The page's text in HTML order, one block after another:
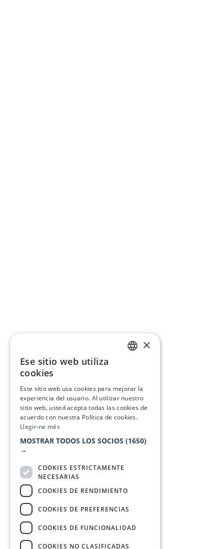
×
Ese sitio web utiliza
cookies
Este sitio web usa cookies para mejorar la
experiencia del usuario. Al utilizar nuestro
sitio web, usted acepta todas las cookies de
acuerdo con nuestra Política de cookies.
Llegir-ne més
MOSTRAR TODOS LOS SOCIOS (1650)
→
COOKIES ESTRICTAMENTE
NECESARIAS
COOKIES DE RENDIMIENTO
COOKIES DE PREFERENCIAS
COOKIES DE FUNCIONALIDAD
COOKIES NO CLASIFICADAS